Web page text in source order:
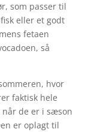
som passer til
eller et godt
fetaen
så
hvor
faktisk hele
når de er i sæson
er oplagt til